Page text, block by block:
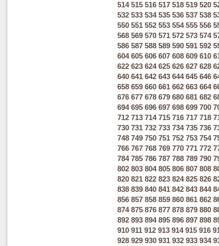
514 515 516 517 518 519 520
532 533 534 535 536 537 538
550 551 552 553 554 555 556
568 569 570 571 572 573 574
586 587 588 589 590 591 592
604 605 606 607 608 609 610
622 623 624 625 626 627 628
640 641 642 643 644 645 646
658 659 660 661 662 663 664
676 677 678 679 680 681 682
694 695 696 697 698 699 700
712 713 714 715 716 717 718
730 731 732 733 734 735 736
748 749 750 751 752 753 754
766 767 768 769 770 771 772
784 785 786 787 788 789 790
802 803 804 805 806 807 808
820 821 822 823 824 825 826
838 839 840 841 842 843 844
856 857 858 859 860 861 862
874 875 876 877 878 879 880
892 893 894 895 896 897 898
910 911 912 913 914 915 916
928 929 930 931 932 933 934